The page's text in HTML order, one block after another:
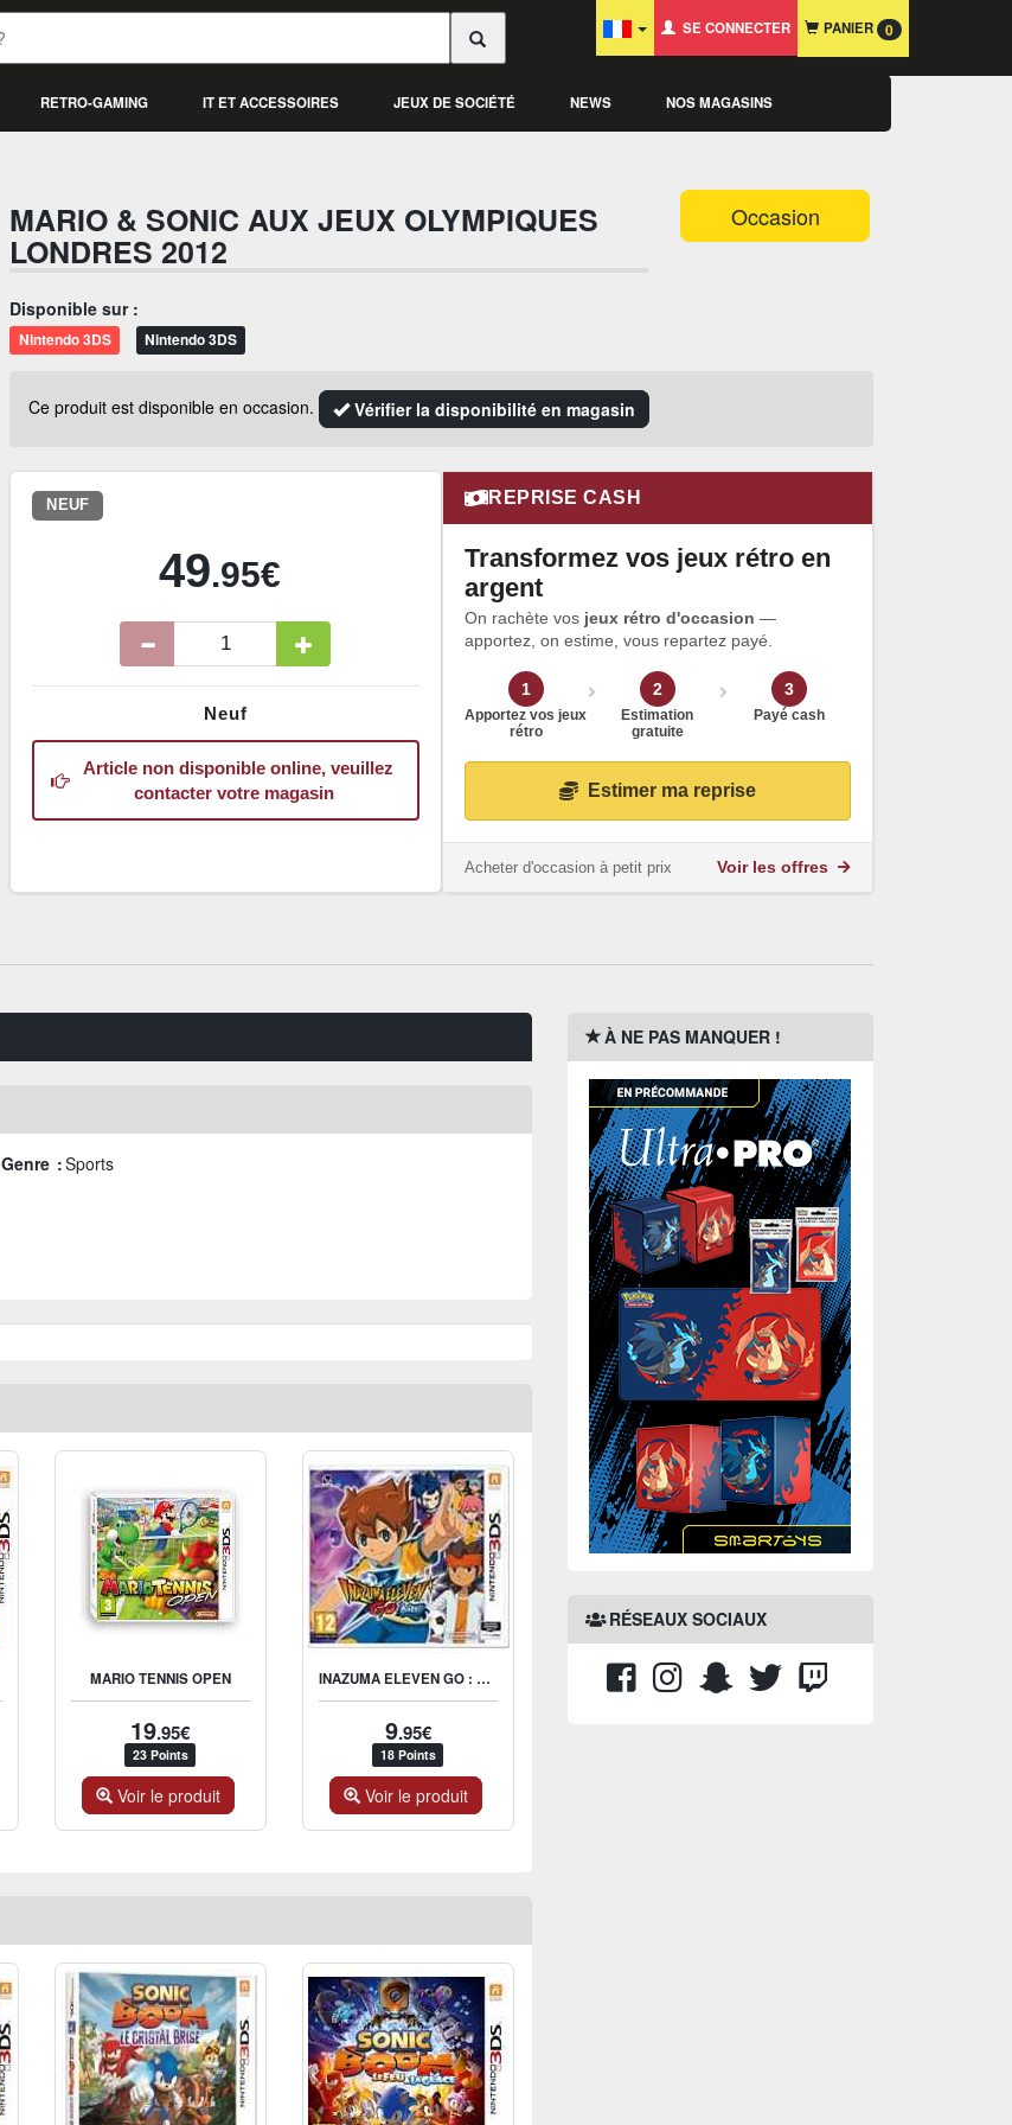
SE CONNECTER PANIER 0
RETRO-GAMING IT ET ACCESSOIRES JEUX DE SOCIÉTÉ NEWS NOS MAGASINS
MARIO & SONIC AUX JEUX OLYMPIQUES
LONDRES 2012
Occasion
Disponible sur :
Nintendo 3DS Nintendo 3DS
Ce produit est disponible en occasion. Vérifier la disponibilité en magasin
NEUF
49.95€
Neuf
Article non disponible online, veuillez
contacter votre magasin
REPRISE CASH
Transformez vos jeux rétro en
argent
On rachète vos jeux rétro d'occasion —
apportez, on estime, vous repartez payé.
1
Apportez vos jeux
rétro
2
Estimation
gratuite
3
Payé cash
Estimer ma reprise
Acheter d'occasion à petit prix Voir les offres
Genre :Sports
MARIO TENNIS OPEN
19.95€
23 Points
Voir le produit
INAZUMA ELEVEN GO : OMBRE
9.95€
18 Points
Voir le produit
À NE PAS MANQUER !
RÉSEAUX SOCIAUX